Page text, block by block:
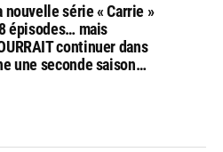
nouvelle série « Carrie »
épisodes… mais
continuer dans
une seconde saison…